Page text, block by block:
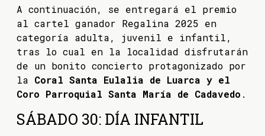
A continuación, se entregará el premio
al cartel ganador Regalina 2025 en
categoría adulta, juvenil e infantil,
tras lo cual en la localidad disfrutarán
de un bonito concierto protagonizado por
la Coral Santa Eulalia de Luarca y el
Coro Parroquial Santa María de Cadavedo .
SÁBADO 30: DÍA INFANTIL